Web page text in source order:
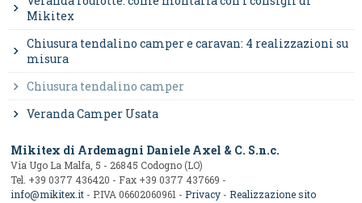
Mikitex
Chiusura tendalino camper e caravan: 4 realizzazioni su
misura
Chiusura tendalino camper
Veranda Camper Usata
Mikitex di Ardemagni Daniele Axel & C. S.n.c.
Via Ugo La Malfa, 5 - 26845 Codogno (LO)
Tel. +39 0377 436420 - Fax +39 0377 437669 -
info@mikitex.it - P.IVA 06602060961 -Privacy -Realizzazione sito